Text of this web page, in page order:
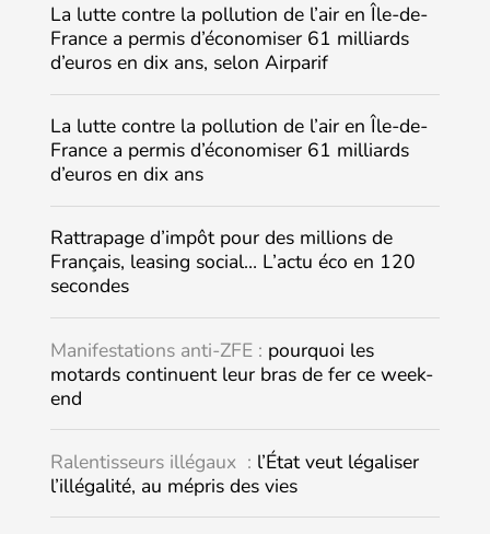
La lutte contre la pollution de l’air en Île-de-
France a permis d’économiser 61 milliards
d’euros en dix ans, selon Airparif
La lutte contre la pollution de l’air en Île-de-
France a permis d’économiser 61 milliards
d’euros en dix ans
Rattrapage d’impôt pour des millions de
Français, leasing social… L’actu éco en 120
secondes
Manifestations anti-ZFE : pourquoi les
motards continuent leur bras de fer ce week-
end
Ralentisseurs illégaux : l’État veut légaliser
l’illégalité, au mépris des vies